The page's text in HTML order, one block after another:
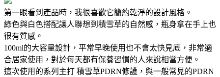
第一眼看到產品時，我很喜歡它簡約乾淨的設計風格。
綠色與白色搭配讓人聯想到積雪草的自然感，瓶身拿在手上也
很有質感。
100ml的大容量設計，平常早晚使用也不會太快見底，非常適
合居家使用，對於每天都有保養習慣的人來說相當方便。
這次使用的系列主打 積雪草PDRN修護，與一般常見的PDRN